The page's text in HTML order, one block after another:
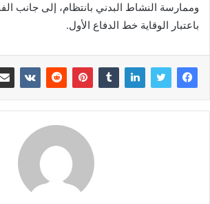
وممارسة النشاط البدني بانتظام، إلى جانب
باعتبار الوقاية خط الدفاع الأول.